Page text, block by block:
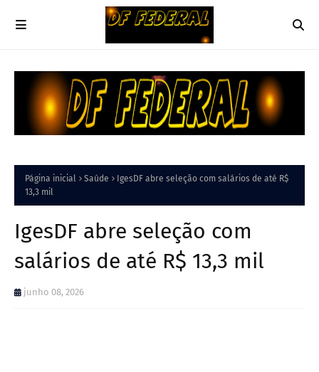
Página inicial Saúde
IgesDF abre seleção com salários de até R$
13,3 mil
IgesDF abre seleção com
salários de até R$ 13,3 mil
junho 08, 2026